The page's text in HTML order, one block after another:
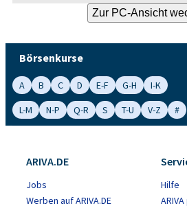
Börsenkurse
A B C D E-F G-H
I-K
L-M
N-P Q-R S T-U V-Z #
ARIVA.DE
Jobs
Werben auf ARIVA.DE
Hilfe